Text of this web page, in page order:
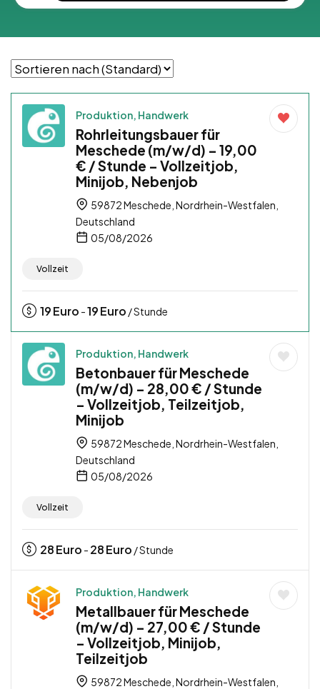
Produktion, Handwerk
Rohrleitungsbauer für
Meschede (m/w/d) – 19,00
€ / Stunde – Vollzeitjob,
Minijob, Nebenjob
59872 Meschede, Nordrhein-Westfalen,
Deutschland
05/08/2026
Vollzeit
19Euro -19Euro / Stunde
Produktion, Handwerk
Betonbauer für Meschede
(m/w/d) – 28,00 € / Stunde
– Vollzeitjob, Teilzeitjob,
Minijob
59872 Meschede, Nordrhein-Westfalen,
Deutschland
05/08/2026
Vollzeit
28Euro - 28Euro / Stunde
Produktion, Handwerk
Metallbauer für Meschede
(m/w/d) – 27,00 € / Stunde
– Vollzeitjob, Minijob,
Teilzeitjob
59872 Meschede, Nordrhein-Westfalen,